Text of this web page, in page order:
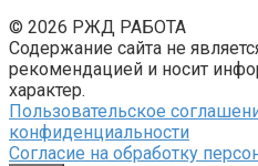
© 2026 РЖД РАБОТА
Содержание сайта не
рекомендацией и носит
характер.
Пользовательское
конфиденциальности
Согласие на обработку